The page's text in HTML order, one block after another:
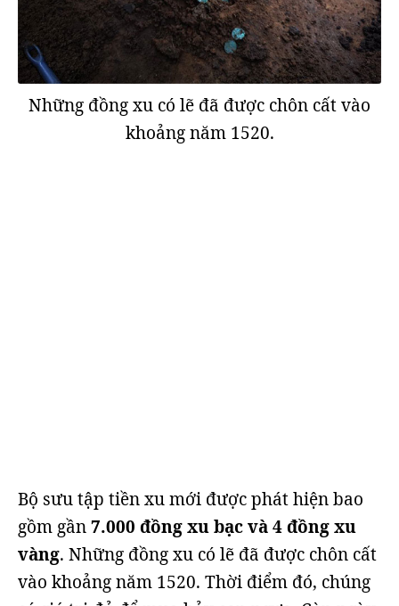
Những đồng xu có lẽ đã được chôn cất vào
khoảng năm 1520.
Bộ sưu tập tiền xu mới được phát hiện bao
gồm gần7.000 đồng xu bạc và 4 đồng xu
vàng. Những đồng xu có lẽ đã được chôn cất
vào khoảng năm 1520. Thời điểm đó, chúng